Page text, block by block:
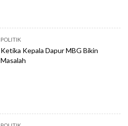
POLITIK
Ketika Kepala Dapur MBG Bikin
Masalah